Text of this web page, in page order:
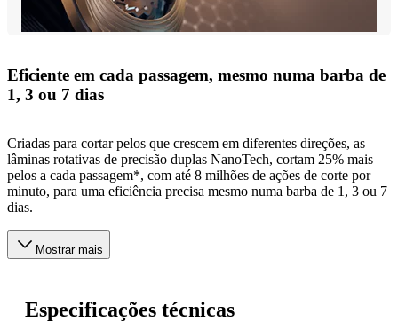
Eficiente em cada passagem, mesmo numa barba de
1, 3 ou 7 dias
Criadas para cortar pelos que crescem em diferentes direções, as
lâminas rotativas de precisão duplas NanoTech, cortam 25% mais
pelos a cada passagem*, com até 8 milhões de ações de corte por
minuto, para uma eficiência precisa mesmo numa barba de 1, 3 ou 7
dias.
Mostrar mais
Especificações técnicas